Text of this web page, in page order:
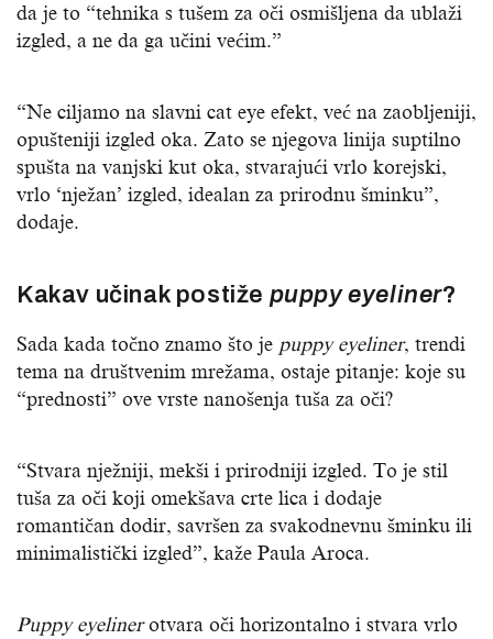
da je to “tehnika s tušem za oči osmišljena da ublaži
izgled, a ne da ga učini većim.”
“Ne ciljamo na slavni cat eye efekt, već na zaobljeniji,
opušteniji izgled oka. Zato se njegova linija suptilno
spušta na vanjski kut oka, stvarajući vrlo korejski,
vrlo ‘nježan’ izgled, idealan za prirodnu šminku”,
dodaje.
Kakav učinak postiže puppy eyeliner?
Sada kada točno znamo što je puppy eyeliner, trendi
tema na društvenim mrežama, ostaje pitanje: koje su
“prednosti” ove vrste nanošenja tuša za oči?
“Stvara nježniji, mekši i prirodniji izgled. To je stil
tuša za oči koji omekšava crte lica i dodaje
romantičan dodir, savršen za svakodnevnu šminku ili
minimalistički izgled”, kaže Paula Aroca.
Puppy eyelinerotvara oči horizontalno i stvara vrlo